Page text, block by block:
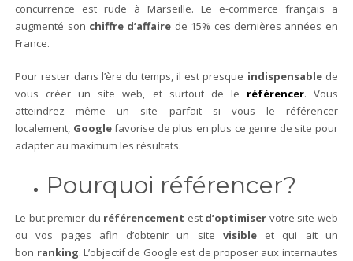
concurrence est rude à Marseille. Le e-commerce français a
augmenté son chiffre d’affaire de 15% ces dernières années en
France.
Pour rester dans l’ère du temps, il est presque indispensable de
vous créer un site web, et surtout de le référencer. Vous
atteindrez même un site parfait si vous le référencer
localement, Googlefavorise de plus en plus ce genre de site pour
adapter au maximum les résultats.
Pourquoi référencer?
Le but premier du référencement est d’optimiser votre site web
ou vos pages afin d’obtenir un site visible et qui ait un
bon ranking. L’objectif de Google est de proposer aux internautes